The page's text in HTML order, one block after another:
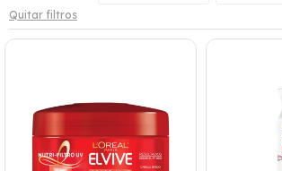
Quitar filtros